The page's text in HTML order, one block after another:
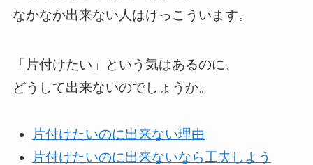
なかなか出来ない人はけっこういます。
「片付けたい」という気はあるのに、
どうして出来ないのでしょうか。
片付けたいのに出来ない理由
片付けたいのに出来ないなら工夫しよう